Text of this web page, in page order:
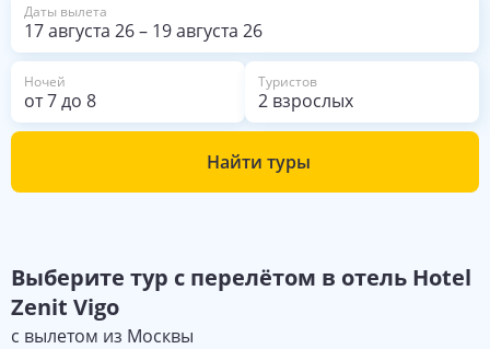
Даты вылета
17 августа 26– 19 августа 26
Ночей
от7до 8
Туристов
2 взрослых
Найти туры
Выберите тур с перелётом в отель Hotel
Zenit Vigo
с вылетом из Москвы